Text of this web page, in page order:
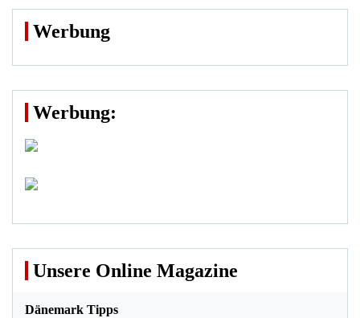
Werbung
Werbung:
Unsere Online Magazine
Dänemark Tipps